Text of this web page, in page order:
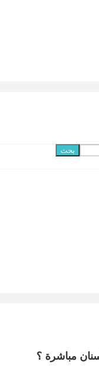
بحث
مباشرة ؟